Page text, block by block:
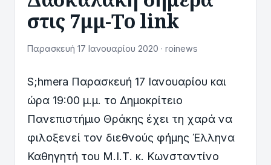
στις 7μμ-Το link
Παρασκευή 17 Ιανουαρίου 2020 · roinews
S;hmera Παρασκευή 17 Ιανουαρίου και
ώρα 19:00 μ.μ. το Δημοκρίτειο
Πανεπιστήμιο Θράκης έχει τη χαρά να
φιλοξενεί τον διεθνούς φήμης Έλληνα
Καθηγητή του Μ.Ι.Τ. κ. Κωνσταντίνο